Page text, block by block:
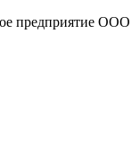
предприятие ООО